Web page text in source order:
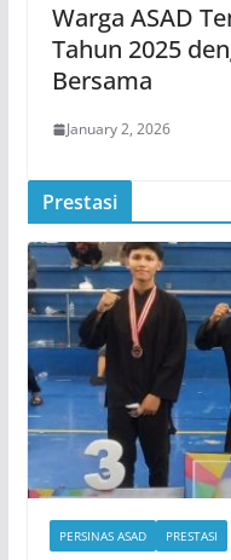
Warga ASAD
Tahun 2025
Bersama
January 2, 2026
Prestasi
PERSINAS ASAD PRESTASI